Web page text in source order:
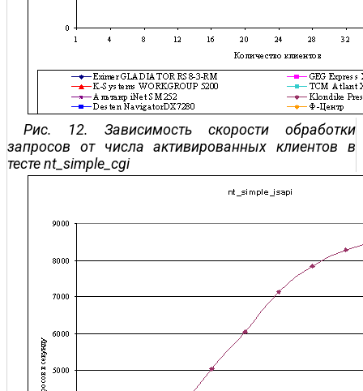
Рис. 12. Зависимость скорости обработки
запросов от числа активированных клиентов в
тесте nt_simple_cgi